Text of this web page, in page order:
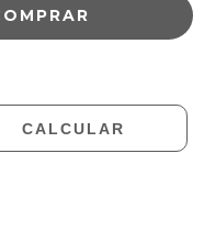
CALCULAR